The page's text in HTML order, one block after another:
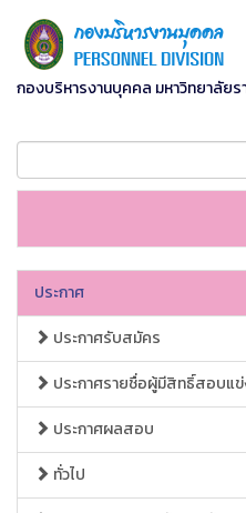
กองบริหารงานบุคคล มหาวิทยาลัย
ประกาศ
ประกาศรับสมัคร
ประกาศรายชื่อผู้มีสิทธิ์สอบแ
ประกาศผลสอบ
ทั่วไป